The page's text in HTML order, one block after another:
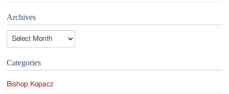
Archives
Archives
Categories
Bishop Kopacz